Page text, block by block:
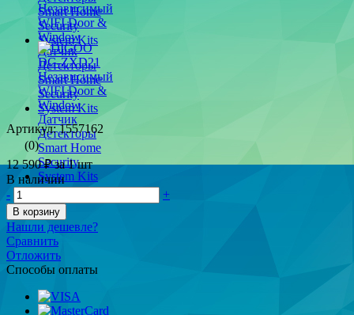
Артикул: 1557162
(0)
12 590 ₽за 1 шт
В наличии
-
+
В корзину
Нашли дешевле?
Сравнить
Отложить
Способы оплаты